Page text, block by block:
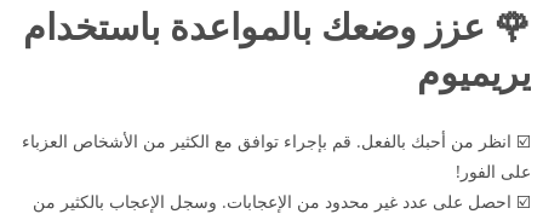
🌹 عزز وضعك بالمواعدة باستخدام
يريميوم
☑️ انظر من أحبك بالفعل. قم بإجراء توافق مع الكثير من الأشخاص العزباء
على الفور!
☑️ احصل على عدد غير محدود من الإعجابات. وسجل الإعجاب بالكثير من